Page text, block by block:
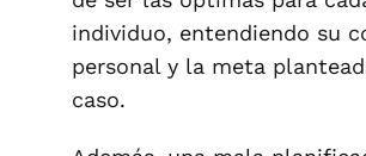
individuo, entendiendo su
personal y la meta
caso.